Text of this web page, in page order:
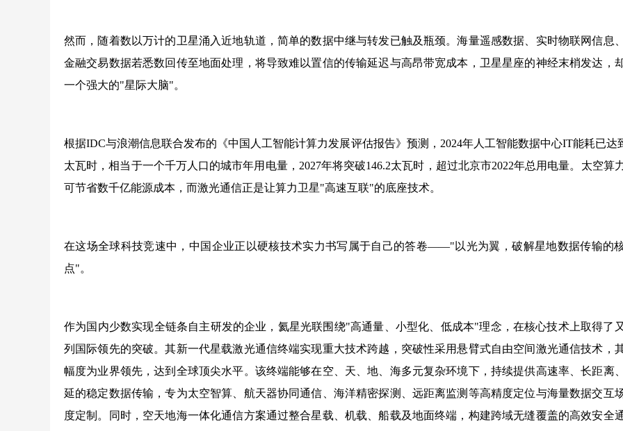
然而，随着数以万计的卫星涌入近地轨道，简单的数据中继与转发已触及瓶颈。海量遥感数据、实时物联网信息
金融交易数据若悉数回传至地面处理，将导致难以置信的传输延迟与高昂带宽成本，卫星星座的神经末梢发达，
一个强大的"星际大脑"。
根据IDC与浪潮信息联合发布的《中国人工智能计算力发展评估报告》预测，2024年人工智能数据中心IT能耗已达
太瓦时，相当于一个千万人口的城市年用电量，2027年将突破146.2太瓦时，超过北京市2022年总用电量。太空算
可节省数千亿能源成本，而激光通信正是让算力卫星"高速互联"的底座技术。
在这场全球科技竞速中，中国企业正以硬核技术实力书写属于自己的答卷——"以光为翼，破解星地数据传输的
点"。
作为国内少数实现全链条自主研发的企业，氦星光联围绕"高通量、小型化、低成本"理念，在核心技术上取得了
列国际领先的突破。其新一代星载激光通信终端实现重大技术跨越，突破性采用悬臂式自由空间激光通信技术，
幅度为业界领先，达到全球顶尖水平。该终端能够在空、天、地、海多元复杂环境下，持续提供高速率、长距离
延的稳定数据传输，专为太空智算、航天器协同通信、海洋精密探测、远距离监测等高精度定位与海量数据交互
度定制。同时，空天地海一体化通信方案通过整合星载、机载、船载及地面终端，构建跨域无缝覆盖的高效安全